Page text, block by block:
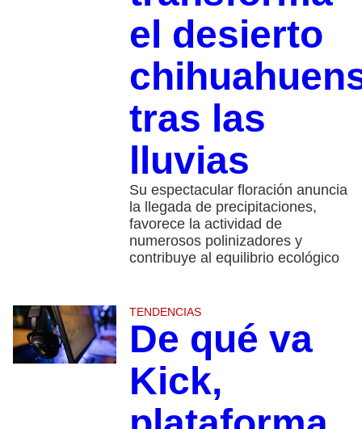
el desierto
tras las
lluvias
Su espectacular floración anuncia
la llegada de precipitaciones,
favorece la actividad de
numerosos polinizadores y
contribuye al equilibrio ecológico
TENDENCIAS
De qué va
Kick,